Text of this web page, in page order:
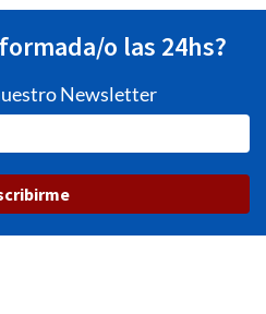
o las 24hs?
Newsletter